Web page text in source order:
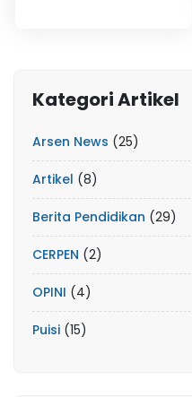
Kategori Artikel
Arsen News (25)
Artikel (8)
Berita Pendidikan (29)
CERPEN (2)
OPINI (4)
Puisi (15)